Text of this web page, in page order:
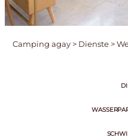
Camping agay> Dienste>